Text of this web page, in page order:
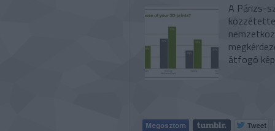
A Párizs-
átfogó